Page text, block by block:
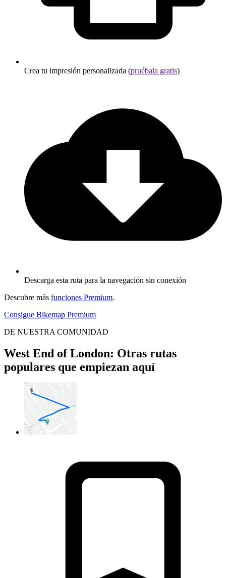
Crea tu impresión personalizada (pruébala gratis)
Descarga esta ruta para la navegación sin conexión
Descubre más funciones Premium.
Consigue Bikemap Premium
DE NUESTRA COMUNIDAD
West End of London: Otras rutas
populares que empiezan aquí